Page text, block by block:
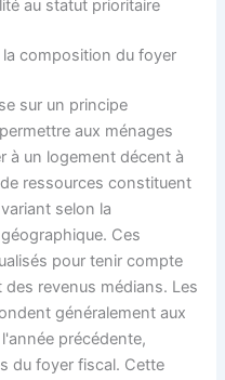
au statut prioritaire
composition du foyer
sur un principe
aux ménages
à un logement décent à
ressources constituent
selon la
Ces
pour tenir compte
revenus médians. Les
généralement aux
précédente,
du foyer fiscal. Cette